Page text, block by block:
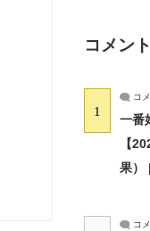
コメン
1
コ
一番
【
果）
コ